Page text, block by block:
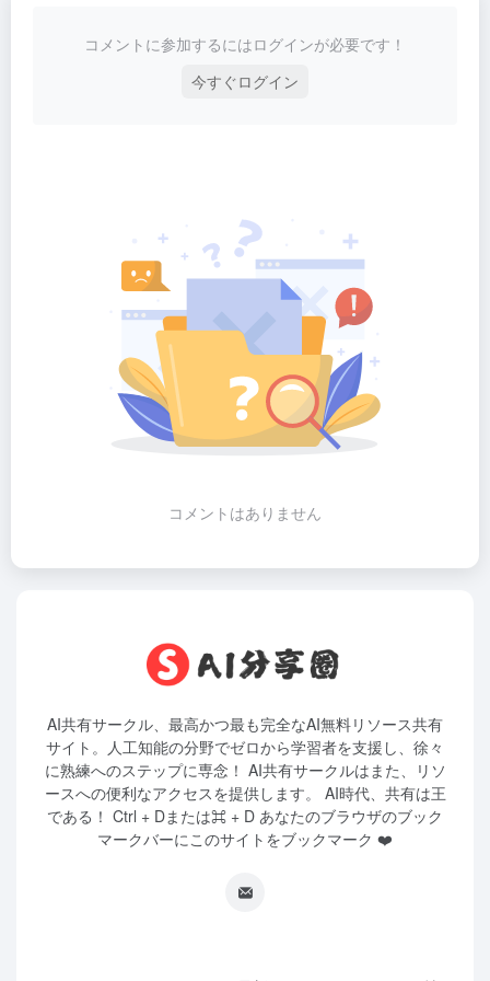
コメントに参加するにはログインが必要です！
今すぐログイン
コメントはありません
AI共有サークル、最高かつ最も完全なAI無料リソース共有
サイト。人工知能の分野でゼロから学習者を支援し、徐々
に熟練へのステップに専念！ AI共有サークルはまた、リソ
ースへの便利なアクセスを提供します。 AI時代、共有は王
である！ Ctrl + Dまたは⌘ + D あなたのブラウザのブック
マークバーにこのサイトをブックマーク ❤️